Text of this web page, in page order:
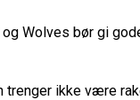
Wolves bør gi
trenger ikke være